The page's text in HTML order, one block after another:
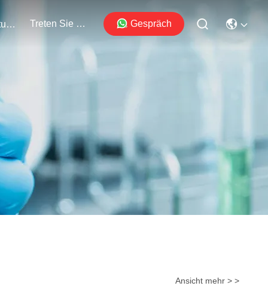
Veranstaltungen Treten Sie Mit Uns In Verbindung Gespräch
Ansicht mehr > >